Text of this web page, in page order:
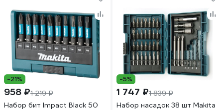
-21%
958 ₽1 219 ₽
Набор бит Impact Black 50
-5%
1 747 ₽1 839 ₽
Набор насадок 38 шт Makita